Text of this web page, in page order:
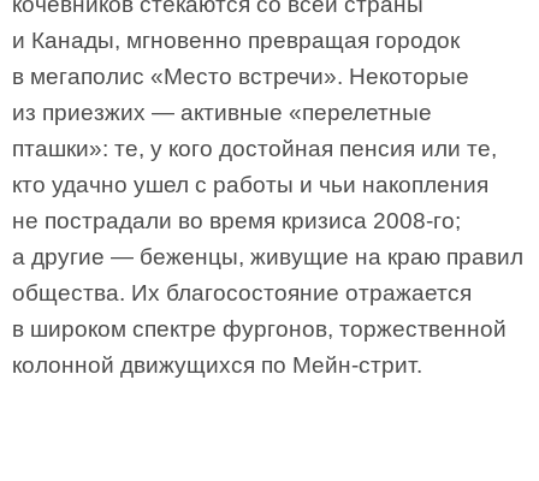
и Канады, мгновенно превращая городок
в мегаполис «Место встречи». Некоторые
из приезжих — активные «перелетные
пташки»: те, у кого достойная пенсия или те,
кто удачно ушел с работы и чьи накопления
не пострадали во время кризиса 2008-го;
а другие — беженцы, живущие на краю правил
общества. Их благосостояние отражается
в широком спектре фургонов, торжественной
колонной движущихся по Мейн-стрит.